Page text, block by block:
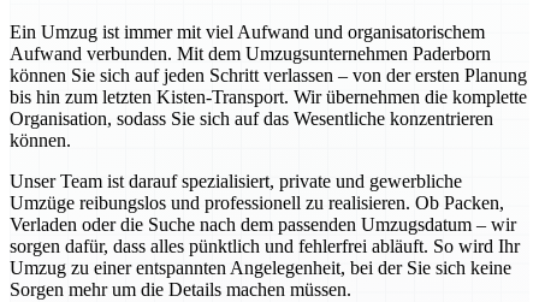
Ein Umzug ist immer mit viel Aufwand und organisatorischem
Aufwand verbunden. Mit dem Umzugsunternehmen Paderborn
können Sie sich auf jeden Schritt verlassen – von der ersten Planung
bis hin zum letzten Kisten-Transport. Wir übernehmen die komplette
Organisation, sodass Sie sich auf das Wesentliche konzentrieren
können.
Unser Team ist darauf spezialisiert, private und gewerbliche
Umzüge reibungslos und professionell zu realisieren. Ob Packen,
Verladen oder die Suche nach dem passenden Umzugsdatum – wir
sorgen dafür, dass alles pünktlich und fehlerfrei abläuft. So wird Ihr
Umzug zu einer entspannten Angelegenheit, bei der Sie sich keine
Sorgen mehr um die Details machen müssen.